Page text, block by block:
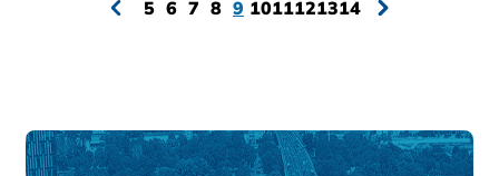
5 6 7 8 9 1011121314